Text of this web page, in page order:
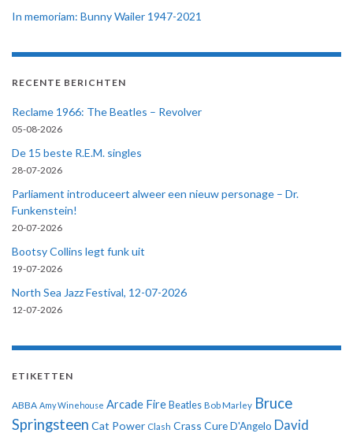
In memoriam: Bunny Wailer 1947-2021
RECENTE BERICHTEN
Reclame 1966: The Beatles – Revolver
05-08-2026
De 15 beste R.E.M. singles
28-07-2026
Parliament introduceert alweer een nieuw personage – Dr.
Funkenstein!
20-07-2026
Bootsy Collins legt funk uit
19-07-2026
North Sea Jazz Festival, 12-07-2026
12-07-2026
ETIKETTEN
ABBA Amy Winehouse Arcade Fire Beatles Bob Marley Bruce
Springsteen Cat Power Clash Crass CureD'Angelo David